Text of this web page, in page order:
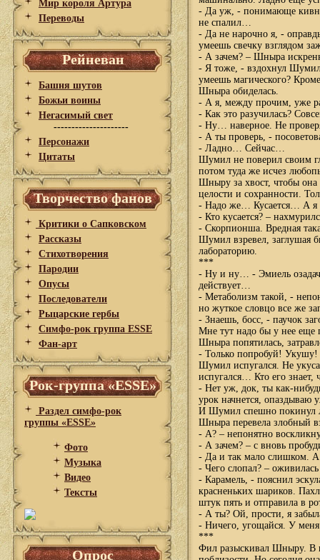
Мир короля Артура
Переводы
Рейневан
Башня шутов
Божьи воины
Негасимый свет
---------------------
Персонажи
Цитаты
Творчество фанов
Критики о Сапковском
Рассказы
Стихотворения
Пародии
Опусы
Последователи
Рыцарские гербы
Симфо-рок группа ESSE
Фан-арт
Рок-группа «ESSE»
Раздел симфо-рок
группы «ESSE»
Фото
Музыка
Видео
Тексты
Опрос
- Да уж, - понимающе
не спалил…
- Да не нарочно я, -
умеешь свечку взглядом
- А зачем? – Шныра
- Я тоже, - вздохнул
умеешь магического?
Шныра обиделась.
- А я, между прочим, уже
- Как это разучилась?
- Ну… наверное. Не
- А ты проверь, -
- Ладно… Сейчас…
Шумил не поверил своим
потом туда же исчез
Шныру за хвост, чтобы она
целости и сохранности.
- Надо же… Кусается… А я
- Кто кусается? –
- Скорпионша. Вредная
Шумил взревел, заглушая
лабораторию.
***
- Ну и ну… - Эмиель
действует…
- Метаболизм такой, -
но жуткое словцо все же
- Знаешь, босс, - паучок
Мне тут надо бы у нее еще
Шныра попятилась,
- Только попробуй! Укушу!
Шумил испугался. Не
испугался… Кто его знает,
- Нет уж, док, ты как-
урок начнется, опаздываю
И Шумил спешно покинул
Шныра перевела злобный
- А? – непонятно
- А зачем? – с вновь
- Да и так мало слишком. А
- Чего слопал? –
- Карамель, - пояснил
красненьких шариков.
штук пять и отправила в
- А ты? Ой, прости, я
- Ничего, угощайся. У
***
Фил разыскивал Шныру. В